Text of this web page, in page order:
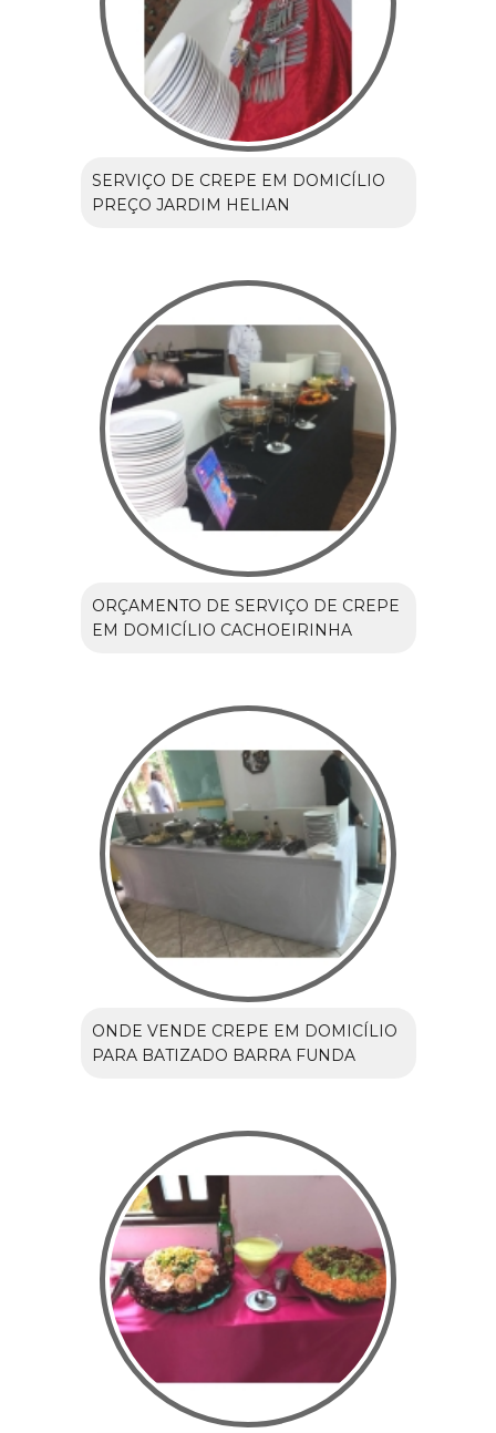
SERVIÇO DE CREPE EM DOMICÍLIO
PREÇO JARDIM HELIAN
ORÇAMENTO DE SERVIÇO DE CREPE
EM DOMICÍLIO CACHOEIRINHA
ONDE VENDE CREPE EM DOMICÍLIO
PARA BATIZADO BARRA FUNDA